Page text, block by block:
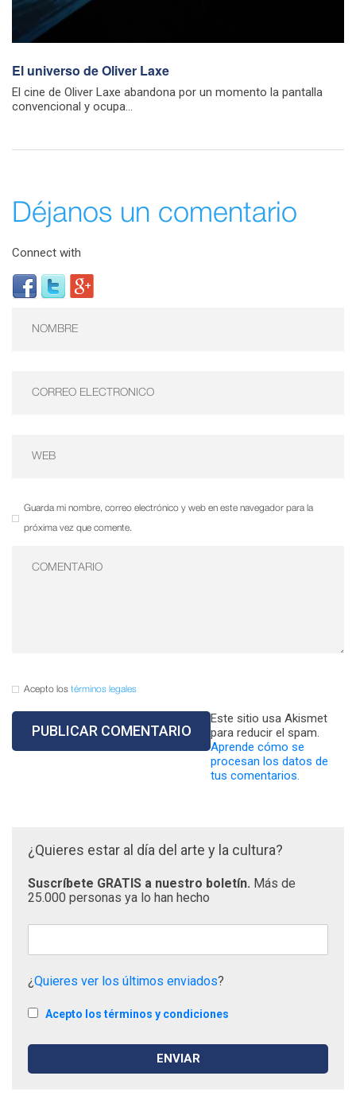
El universo de Oliver Laxe
El cine de Oliver Laxe abandona por un momento la pantalla
convencional y ocupa...
Déjanos un comentario
Connect with
Guarda mi nombre, correo electrónico y web en este navegador para la
próxima vez que comente.
Acepto los términos legales
Este sitio usa Akismet
para reducir el spam.
Aprende cómo se
procesan los datos de
tus comentarios.
¿Quieres estar al día del arte y la cultura?
Suscríbete GRATIS a nuestro boletín. Más de
25.000 personas ya lo han hecho
¿Quieres ver los últimos enviados?
Acepto los términos y condiciones